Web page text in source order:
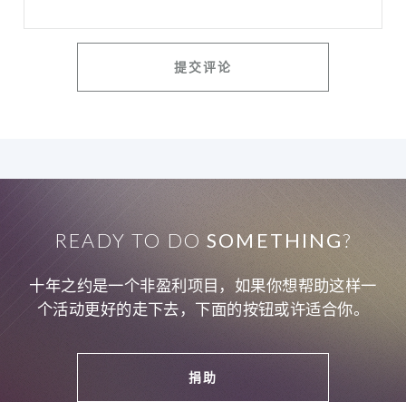
READY TO DOSOMETHING?
十年之约是一个非盈利项目，如果你想帮助这样一
个活动更好的走下去，下面的按钮或许适合你。
捐助